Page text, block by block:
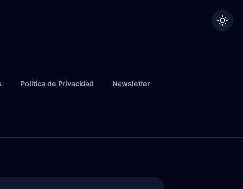
Política de Privacidad Newsletter